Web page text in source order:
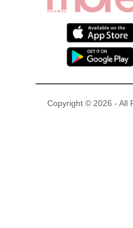
Copyright © 2026 - All